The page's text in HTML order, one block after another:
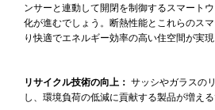
ンサーと連動して開閉を制御するスマート
化が進むでしょう。断熱性能とこれらのス
り快適でエネルギー効率の高い住空間が実現
リサイクル技術の向上： サッシやガラスの
し、環境負荷の低減に貢献する製品が増える